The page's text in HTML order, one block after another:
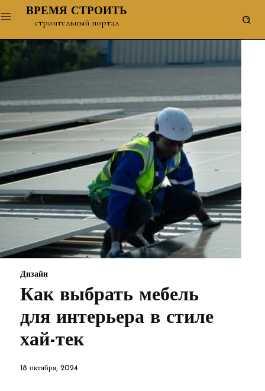
ВРЕМЯ СТРОИТЬ
строительный портал
Дизайн
Как выбрать мебель
для интерьера в стиле
хай-тек
18 октября, 2024